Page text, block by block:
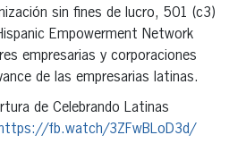
sin fines de lucro, 501 (c3)
Empowerment Network
empresarias y corporaciones
de las empresarias latinas.
de Celebrando Latinas
fb.watch/3ZFwBLoD3d/